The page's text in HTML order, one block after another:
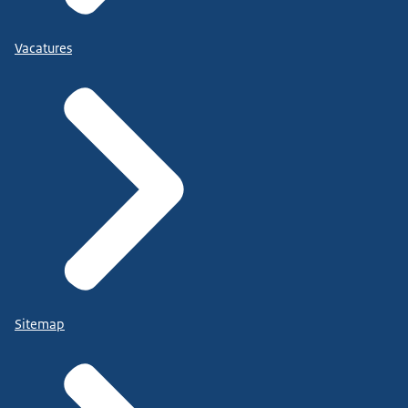
Vacatures
Sitemap